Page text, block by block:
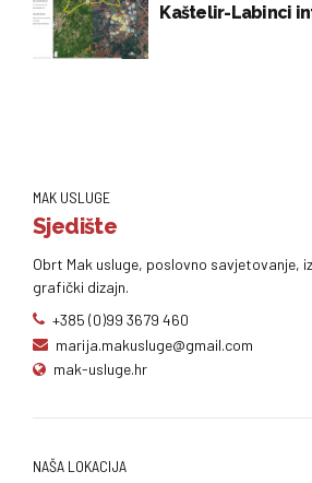
Kaštelir-Labinci
MAK USLUGE
Sjedište
Obrt Mak usluge, poslovno savjetovanje,
grafički dizajn.
+385 (0)99 3679 460
marija.makusluge@gmail.com
mak-usluge.hr
NAŠA LOKACIJA